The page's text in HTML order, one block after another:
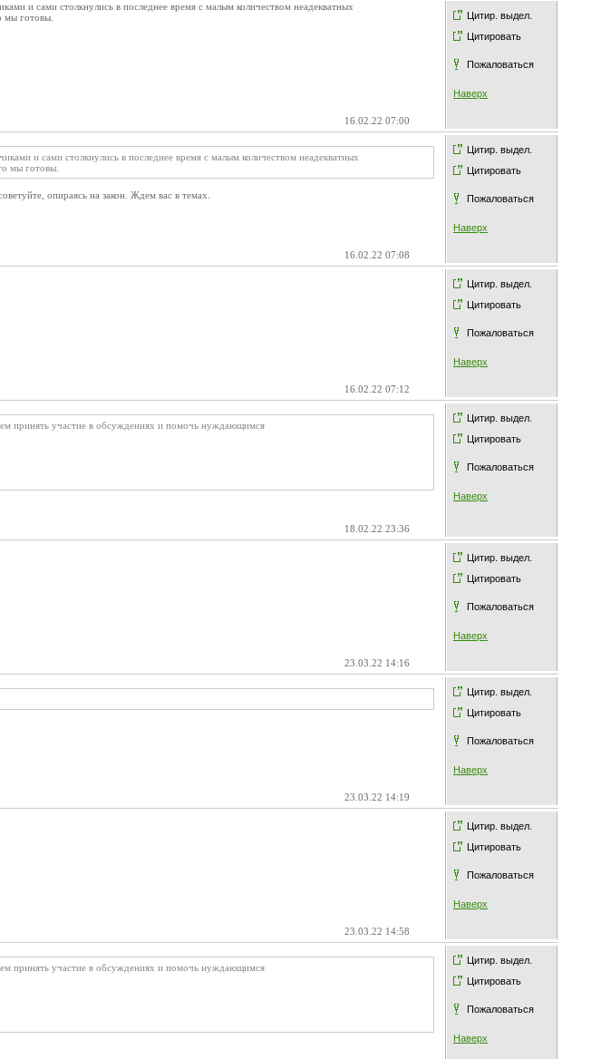
Цитир. выдел.
Цитировать
Пожаловаться
Наверх
и сами столкнулись в последнее время с малым количеством неадекватных
мы готовы.
16.02.22 07:00
Цитир. выдел.
Цитировать
Пожаловаться
Наверх
и сами столкнулись в последнее время с малым количеством неадекватных
мы готовы.
опираясь на закон. Ждем вас в темах.
16.02.22 07:08
Цитир. выдел.
Цитировать
Пожаловаться
Наверх
16.02.22 07:12
Цитир. выдел.
Цитировать
Пожаловаться
Наверх
принять участие в обсуждениях и помочь нуждающимся
18.02.22 23:36
Цитир. выдел.
Цитировать
Пожаловаться
Наверх
23.03.22 14:16
Цитир. выдел.
Цитировать
Пожаловаться
Наверх
23.03.22 14:19
Цитир. выдел.
Цитировать
Пожаловаться
Наверх
23.03.22 14:58
Цитир. выдел.
Цитировать
Пожаловаться
Наверх
принять участие в обсуждениях и помочь нуждающимся